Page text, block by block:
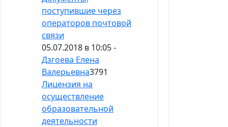
поступившие через
операторов почтовой
связи
05.07.2018 в 10:05 -
Дзгоева Елена
Валерьевна3791
Лицензия на
осуществление
образовательной
деятельности